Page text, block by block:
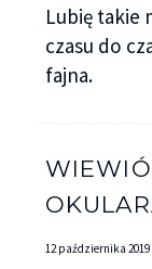
Lubię takie
czasu do
fajna.
12 października 2019